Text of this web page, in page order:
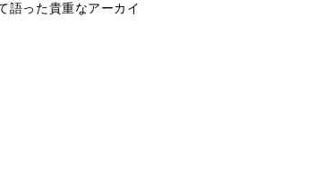
語った貴重なアーカイ